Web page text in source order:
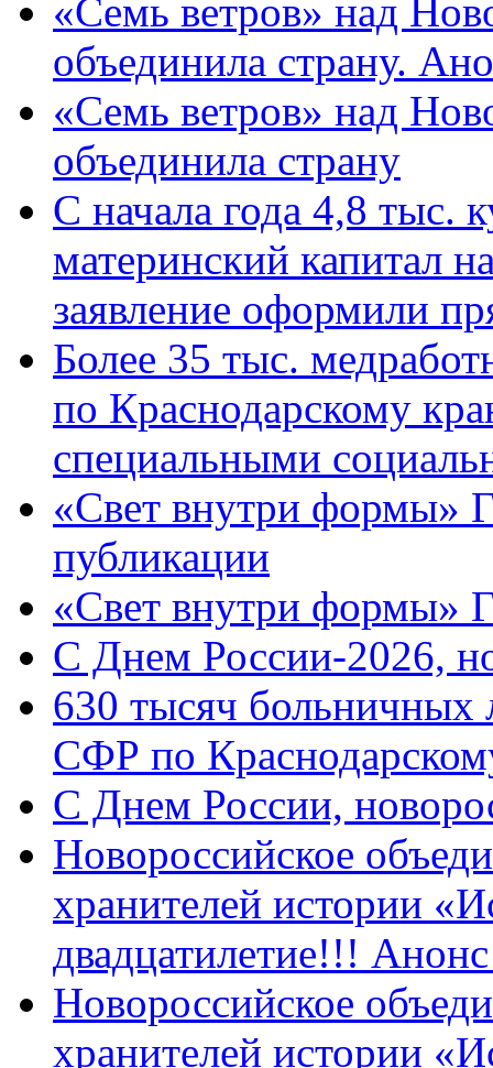
«Семь ветров» над
объединила страну.
«Семь ветров» над
объединила страну
С начала года 4,8 тыс.
материнский капитал
заявление оформили
Более 35 тыс.
по Краснодарскому
специальными
«Свет внутри формы»
публикации
«Свет внутри формы»
C Днем России-2026,
630 тысяч больничных
СФР по
C Днем России,
Новороссийское
хранителей истории
двадцатилетие!!!
Новороссийское
хранителей истории